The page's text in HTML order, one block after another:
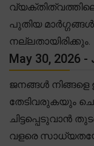
പുതിയ
നല്ലതായിരിക്കും.
May 30, 2026 -
ജനങ്ങൾ
തേടിവരുകയും
ചിട്ടപ്പെടുവാൻ
വളരെ